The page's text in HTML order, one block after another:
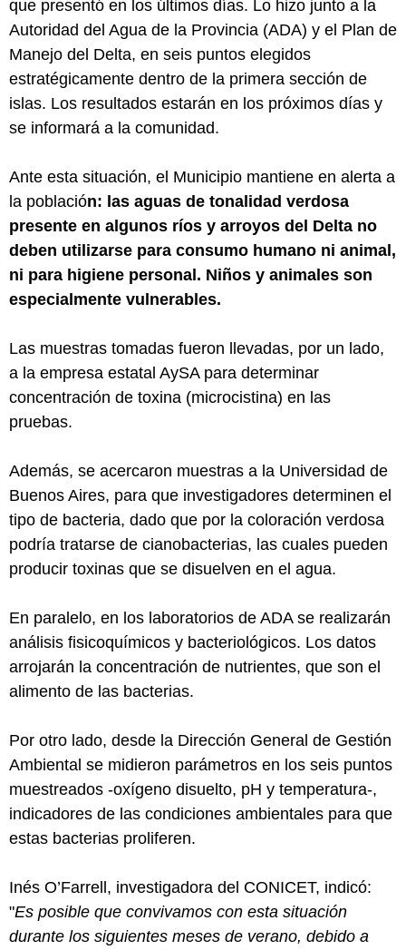
que presentó en los últimos días. Lo hizo junto a la
Autoridad del Agua de la Provincia (ADA) y el Plan de
Manejo del Delta, en seis puntos elegidos
estratégicamente dentro de la primera sección de
islas. Los resultados estarán en los próximos días y
se informará a la comunidad.
Ante esta situación, el Municipio mantiene en alerta a
la población: las aguas de tonalidad verdosa
presente en algunos ríos y arroyos del Delta no
deben utilizarse para consumo humano ni animal,
ni para higiene personal. Niños y animales son
especialmente vulnerables.
Las muestras tomadas fueron llevadas, por un lado,
a la empresa estatal AySA para determinar
concentración de toxina (microcistina) en las
pruebas.
Además, se acercaron muestras a la Universidad de
Buenos Aires, para que investigadores determinen el
tipo de bacteria, dado que por la coloración verdosa
podría tratarse de cianobacterias, las cuales pueden
producir toxinas que se disuelven en el agua.
En paralelo, en los laboratorios de ADA se realizarán
análisis fisicoquímicos y bacteriológicos. Los datos
arrojarán la concentración de nutrientes, que son el
alimento de las bacterias.
Por otro lado, desde la Dirección General de Gestión
Ambiental se midieron parámetros en los seis puntos
muestreados -oxígeno disuelto, pH y temperatura-,
indicadores de las condiciones ambientales para que
estas bacterias proliferen.
Inés O’Farrell, investigadora del CONICET, indicó:
"Es posible que convivamos con esta situación
durante los siguientes meses de verano, debido a